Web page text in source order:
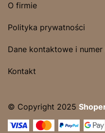
O firmie
Polityka prywatności
Dane kontaktowe i numer
Kontakt
© Copyright 2025